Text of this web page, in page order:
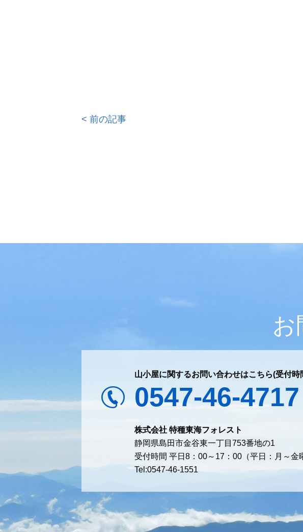
< 前の記事
お
山小屋に関するお問い合わせはこちら(受付時
0547-46-4717
株式会社 特種東海フォレスト
静岡県島田市金谷東一丁目753番地の1
受付時間 平日8：00～17：00（平日：月～金
Tel:0547-46-1551